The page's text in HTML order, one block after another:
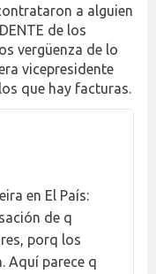
a alguien
de los
vergüenza de lo
vicepresidente
que hay facturas.
en El País:
de q
porq los
Aquí parece q